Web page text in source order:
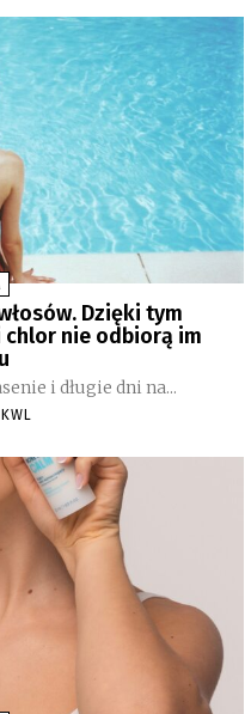
Dzięki tym
chlor nie odbiorą im
i długie dni na...